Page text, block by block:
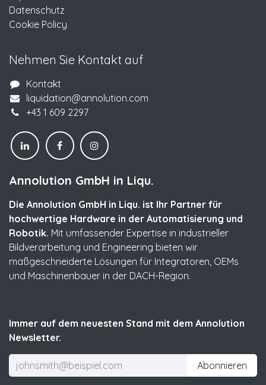
Datenschutz
Cookie Policy
Nehmen Sie Kontakt auf
Kontakt
liquidation@annolution.com
+43 1 609 2297
Annolution GmbH in Liqu.
Die Annolution GmbH in Liqu. ist Ihr Partner für
hochwertige Hardware in der Automatisierung und
Robotik. Mit umfassender Expertise in industrieller
Bildverarbeitung und Engineering bieten wir
maßgeschneiderte Lösungen für Integratoren, OEMs
und Maschinenbauer in der DACH-Region.
Immer auf dem neuesten Stand mit dem Annolution
Newsletter.
Abonnieren